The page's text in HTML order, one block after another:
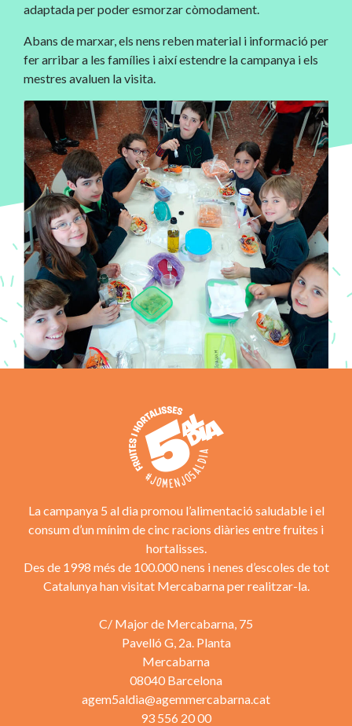
adaptada per poder esmorzar còmodament.
Abans de marxar, els nens reben material i informació per
fer arribar a les famílies i així estendre la campanya i els
mestres avaluen la visita.
La campanya 5 al dia promou l’alimentació saludable i el
consum d’un mínim de cinc racions diàries entre fruites i
hortalisses.
Des de 1998 més de 100.000 nens i nenes d’escoles de tot
Catalunya han visitat Mercabarna per realitzar-la.
C/ Major de Mercabarna, 75
Pavelló G, 2a. Planta
Mercabarna
08040 Barcelona
agem5aldia@agemmercabarna.cat
93 556 20 00